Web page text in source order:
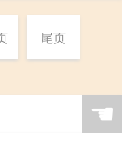
尾页
☚